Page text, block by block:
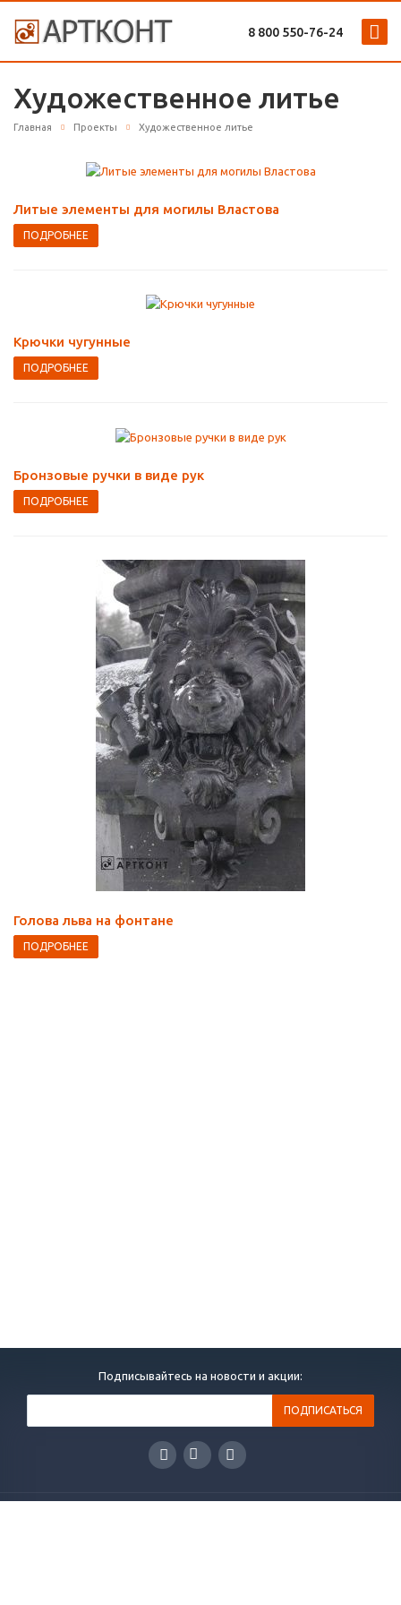
8 800 ‎550-76-24
Художественное литье
Главная Проекты Художественное литье
Литые элементы для могилы Властова
ПОДРОБНЕЕ
Крючки чугунные
ПОДРОБНЕЕ
Бронзовые ручки в виде рук
ПОДРОБНЕЕ
Голова льва на фонтане
ПОДРОБНЕЕ
Подписывайтесь на новости и акции: